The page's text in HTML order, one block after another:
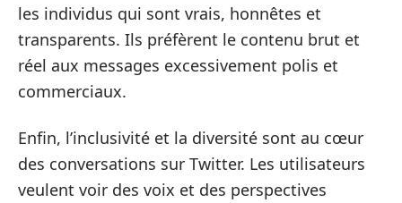
les individus qui sont vrais, honnêtes et
transparents. Ils préfèrent le contenu brut et
réel aux messages excessivement polis et
commerciaux.
Enfin, l’inclusivité et la diversité sont au cœur
des conversations sur Twitter. Les utilisateurs
veulent voir des voix et des perspectives